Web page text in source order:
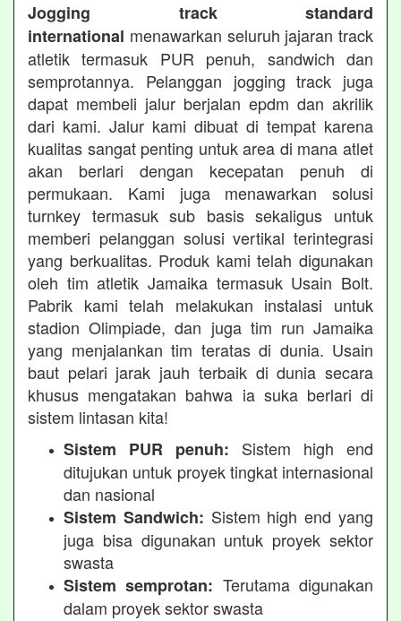
Jogging track standard
international menawarkan seluruh jajaran track
atletik termasuk PUR penuh, sandwich dan
semprotannya. Pelanggan jogging track juga
dapat membeli jalur berjalan epdm dan akrilik
dari kami. Jalur kami dibuat di tempat karena
kualitas sangat penting untuk area di mana atlet
akan berlari dengan kecepatan penuh di
permukaan. Kami juga menawarkan solusi
turnkey termasuk sub basis sekaligus untuk
memberi pelanggan solusi vertikal terintegrasi
yang berkualitas. Produk kami telah digunakan
oleh tim atletik Jamaika termasuk Usain Bolt.
Pabrik kami telah melakukan instalasi untuk
stadion Olimpiade, dan juga tim run Jamaika
yang menjalankan tim teratas di dunia. Usain
baut pelari jarak jauh terbaik di dunia secara
khusus mengatakan bahwa ia suka berlari di
sistem lintasan kita!
Sistem PUR penuh: Sistem high end
ditujukan untuk proyek tingkat internasional
dan nasional
Sistem Sandwich: Sistem high end yang
juga bisa digunakan untuk proyek sektor
swasta
Sistem semprotan: Terutama digunakan
dalam proyek sektor swasta